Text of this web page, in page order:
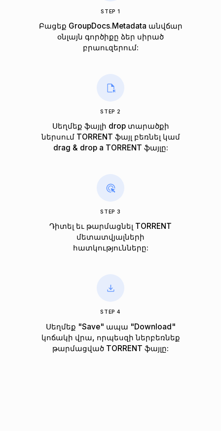
STEP 1
Բացեք GroupDocs.Metadata անվճար
օնլայն գործիքը ձեր սիրած
բրաուզերում:
STEP 2
Սեղմեք ֆայլի drop տարածքի
ներսում TORRENT ֆայլ բեռնել կամ
drag & drop a TORRENT ֆայլը:
STEP 3
Դիտել եւ թարմացնել TORRENT
մետատվյալների
հատկությունները:
STEP 4
Սեղմեք "Save" ապա "Download"
կոճակի վրա, որպեսզի ներբեռնեք
թարմացված TORRENT ֆայլը: